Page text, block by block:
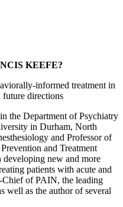
KEEFE?
informed treatment in
future directions
the Department of Psychiatry
in Durham, North
and Professor of
and Treatment
developing new and more
patients with acute and
of PAIN, the leading
well as the author of several